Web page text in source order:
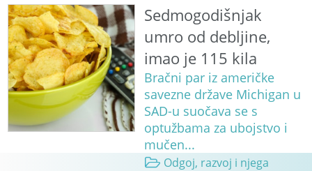
Sedmogodišnjak
umro od debljine,
imao je 115 kila
Bračni par iz američke
savezne države Michigan u
SAD-u suočava se s
optužbama za ubojstvo i
mučen...
Odgoj, razvoj i njega